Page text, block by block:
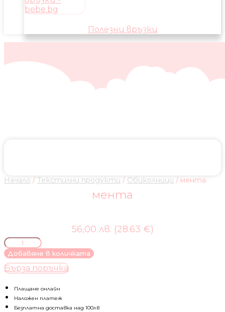
Полезни връзки
Начало / Текстилни продукти / Обиколници / мента
мента
56,00 лв. (28.63 €)
количество
за
мента
Добавяне в количката
Бърза поръчка
Плащане онлайн
Наложен платеж
Безплатна доставка над 100лв